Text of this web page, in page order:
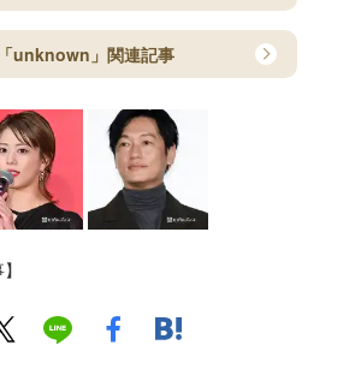
「unknown」関連記事